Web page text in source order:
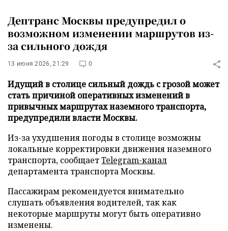
Дептранс Москвы предупредил о
возможном изменении маршрутов из-
за сильного дождя
13 июня 2026, 21:29 0
Идущий в столице сильный дождь с грозой может
стать причиной оперативных изменений в
привычных маршрутах наземного транспорта,
предупредили власти Москвы.
Из-за ухудшения погоды в столице возможны
локальные корректировки движения наземного
транспорта, сообщаетTelegram-канал
департамента транспорта Москвы.
Пассажирам рекомендуется внимательно
слушать объявления водителей, так как
некоторые маршруты могут быть оперативно
изменены.